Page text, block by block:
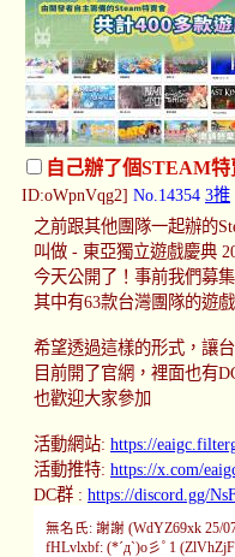
自己辦了個STEAM特
ID:oWpnVqg2] No.14354 3推
之前跟其他團隊一起辦的
叫做 - 東亞獨立遊戲慶典
今天公開了！事前我們募
其中有63款台灣團隊的遊戲
希望透過這樣的形式，讓
目前開了官網，裡面也有
也歡迎大家參加
活動網站: https://
活動推特: https://x.com/
DC群 : https://discord.gg/
無名氏: 謝謝 (WdYZ69xk 25/
fHLvlxbf: (*´д`)o彡ﾟ1